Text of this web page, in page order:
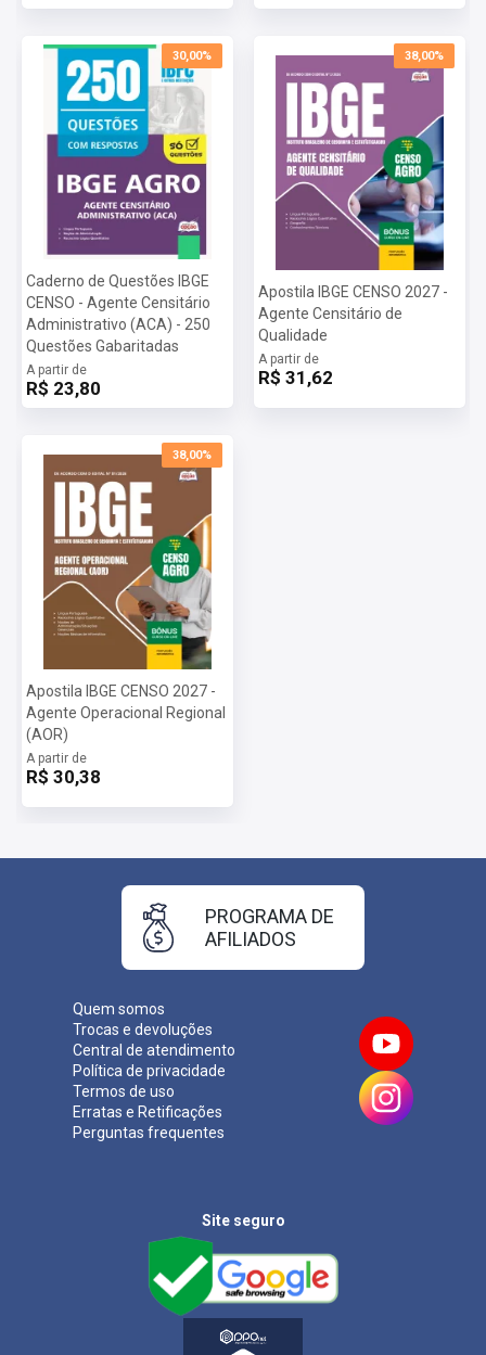
30,00%
Caderno de Questões IBGE
CENSO - Agente Censitário
Administrativo (ACA) - 250
Questões Gabaritadas
A partir de
R$ 23,80
38,00%
Apostila IBGE CENSO 2027 -
Agente Censitário de
Qualidade
A partir de
R$ 31,62
38,00%
Apostila IBGE CENSO 2027 -
Agente Operacional Regional
(AOR)
A partir de
R$ 30,38
Quem somos
Trocas e devoluções
Central de atendimento
Política de privacidade
Termos de uso
Erratas e Retificações
Perguntas frequentes
PROGRAMA DE
AFILIADOS
Site seguro